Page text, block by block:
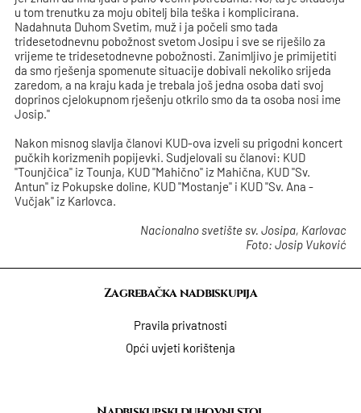
u tom trenutku za moju obitelj bila teška i komplicirana.
Nadahnuta Duhom Svetim, muž i ja počeli smo tada
tridesetodnevnu pobožnost svetom Josipu i sve se riješilo za
vrijeme te tridesetodnevne pobožnosti. Zanimljivo je primijetiti
da smo rješenja spomenute situacije dobivali nekoliko srijeda
zaredom, a na kraju kada je trebala još jedna osoba dati svoj
doprinos cjelokupnom rješenju otkrilo smo da ta osoba nosi ime
Josip."
Nakon misnog slavlja članovi KUD-ova izveli su prigodni koncert
pučkih korizmenih popijevki. Sudjelovali su članovi: KUD
"Tounjčica" iz Tounja, KUD "Mahično" iz Mahična, KUD "Sv.
Antun" iz Pokupske doline, KUD "Mostanje" i KUD "Sv. Ana -
Vučjak" iz Karlovca.
Nacionalno svetište sv. Josipa, Karlovac
Foto: Josip Vuković
Zagrebačka nadbiskupija
Pravila privatnosti
Opći uvjeti korištenja